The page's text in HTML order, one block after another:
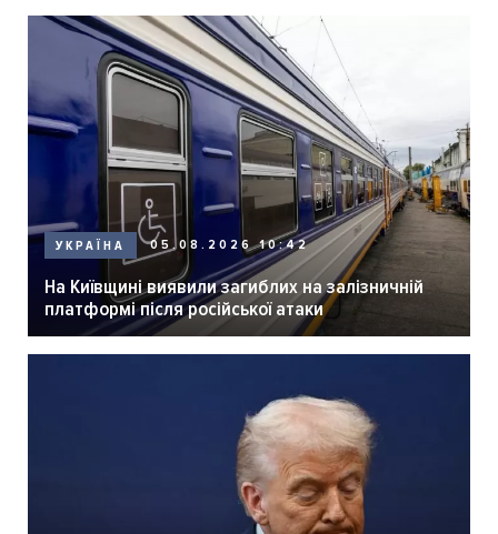
УКРАЇНА 05.08.2026 10:42
На Київщині виявили загиблих на залізничній
платформі після російської атаки